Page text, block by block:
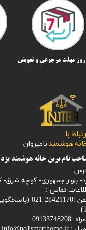
با
هوشمند نامبروان
بلوار جمهوری- کوچه شرق- کوچه 16
تماس :
021 (
09133748208
نام ترین خانه هوشمند یزد